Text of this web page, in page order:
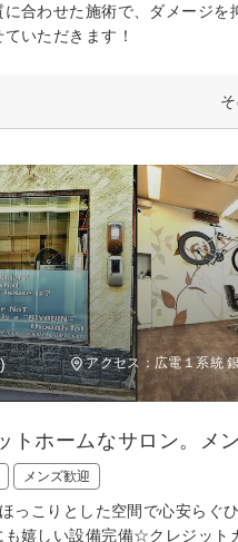
合わせた施術で、ダメージ
いただきます！
アクセス：広電１系統
トホームなサロン。メ
メンズ歓迎
ほっこりとした空間で心安ら
嬉しい設備完備☆クレジット